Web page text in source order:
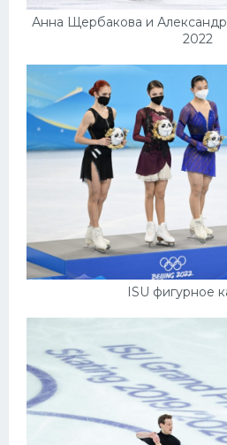
Анна Щербакова и
2022
ISU фигурное